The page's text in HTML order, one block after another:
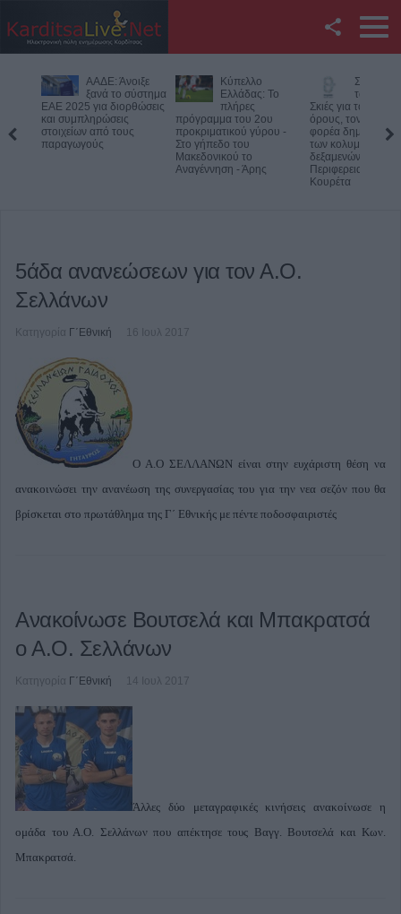
Twitter
YouTube
Αναζήτηση
KarditsaLive.Net
ΑΑΔΕ: Άνοιξε
ξανά το σύστημα
ΕΑΕ 2025 για διορθώσεις
και συμπληρώσεις
στοιχείων από τους
παραγωγούς
Κύπελλο
Ελλάδας: Το
πλήρες
πρόγραμμα του 2ου
προκριματικού γύρου -
Στο γήπεδο του
Μακεδονικού το
Αναγέννηση - Άρης
των
Σκιές για το
όρους, τον τρόπο
φορέα
των κολυμβητικών
δεξαμενών της
Περιφερειακής
Κουρέτα
5άδα ανανεώσεων για τον Α.Ο.
Σελλάνων
Κατηγορία Γ΄Εθνική 16 Ιουλ 2017
Ο Α.Ο ΣΕΛΛΑΝΩΝ είναι στην ευχάριστη θέση να
ανακοινώσει την ανανέωση της συνεργασίας του για την νεα σεζόν που θα
βρίσκεται στο πρωτάθλημα της Γ΄ Εθνικής με πέντε ποδοσφαιριστές
Ανακοίνωσε Βουτσελά και Μπακρατσά
ο Α.Ο. Σελλάνων
Κατηγορία Γ΄Εθνική 14 Ιουλ 2017
Άλλες δύο μεταγραφικές κινήσεις ανακοίνωσε η
ομάδα του Α.Ο. Σελλάνων που απέκτησε τους Βαγγ. Βουτσελά και Κων.
Μπακρατσά.